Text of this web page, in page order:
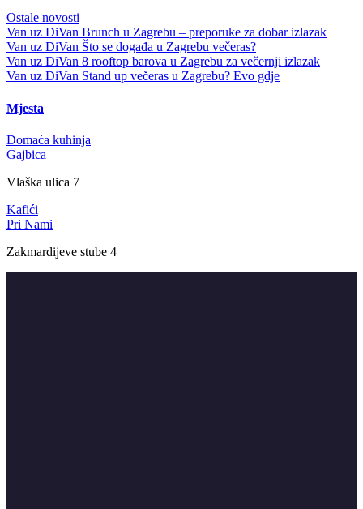
Ostale novosti
Van uz DiVan Brunch u Zagrebu – preporuke za dobar izlazak
Van uz DiVan Što se događa u Zagrebu večeras?
Van uz DiVan 8 rooftop barova u Zagrebu za večernji izlazak
Van uz DiVan Stand up večeras u Zagrebu? Evo gdje
Mjesta
Domaća kuhinja
Gajbica
Vlaška ulica 7
Kafići
Pri Nami
Zakmardijeve stube 4